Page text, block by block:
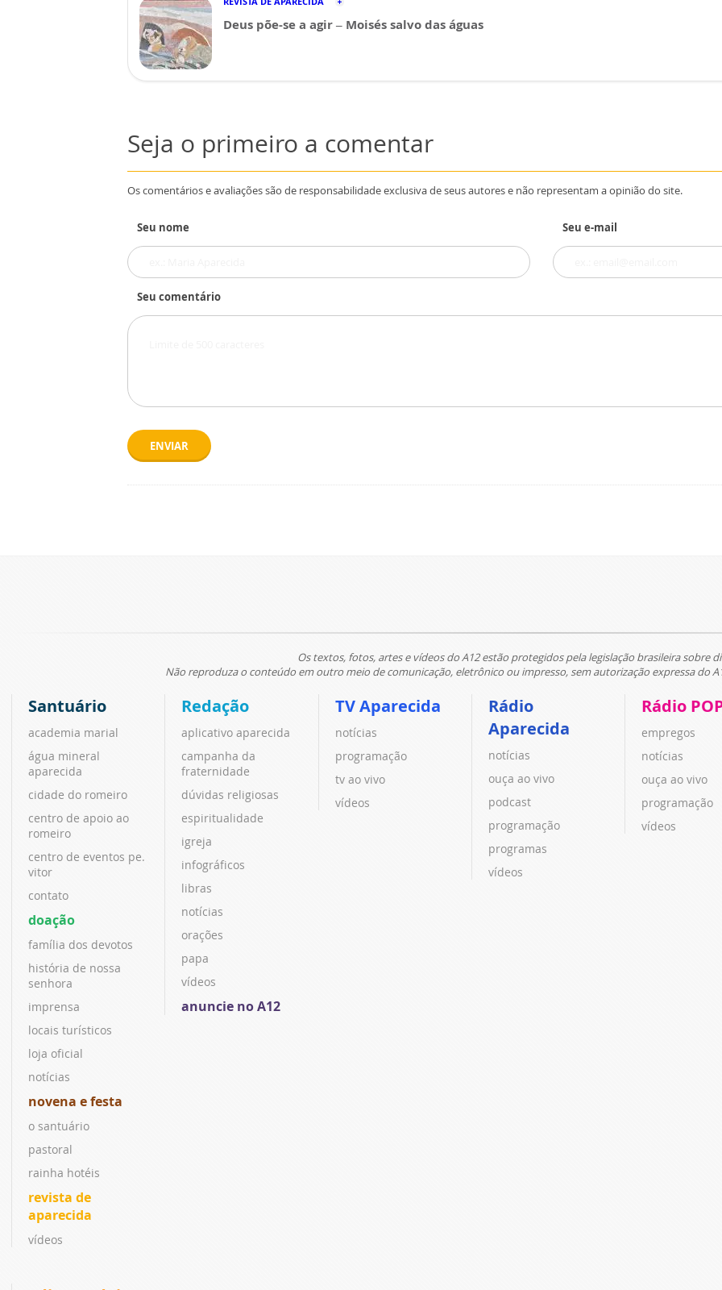
Deus põe-se a agir – Moisés salvo das águas
Seja o primeiro a comentar
Os comentários e avaliações são de responsabilidade exclusiva de seus autores e não representam a opinião do site.
Seu nome Seu e-mail
Seu comentário
ENVIAR
Os textos, fotos, artes e vídeos do A12 estão protegidos pela legislação brasileira sobre
Não reproduza o conteúdo em outro meio de comunicação, eletrônico ou impresso, sem autorização expressa do
Santuário
academia marial
água mineral
aparecida
cidade do romeiro
centro de apoio ao
romeiro
centro de eventos pe.
vitor
contato
doação
família dos devotos
história de nossa
senhora
imprensa
locais turísticos
loja oficial
notícias
novena e festa
o santuário
pastoral
rainha hotéis
revista de
aparecida
vídeos
Redação
aplicativo aparecida
campanha da
fraternidade
dúvidas religiosas
espiritualidade
igreja
infográficos
libras
notícias
orações
papa
vídeos
anuncie no A12
TV Aparecida
notícias
programação
tv ao vivo
vídeos
Rádio
Aparecida
notícias
ouça ao vivo
podcast
programação
programas
vídeos
Rádio
empregos
notícias
ouça ao vivo
programação
vídeos